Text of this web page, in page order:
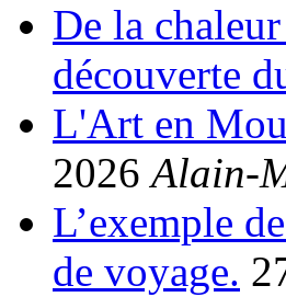
De la
découverte
L'Art en
2026 Alain-
L’exemple
de voyage.